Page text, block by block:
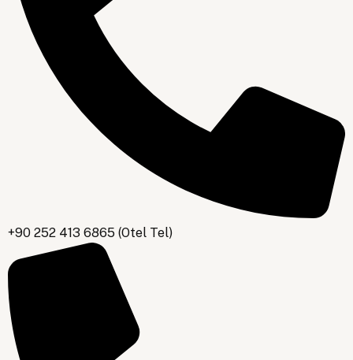
+90 252 413 6865 (Otel Tel)